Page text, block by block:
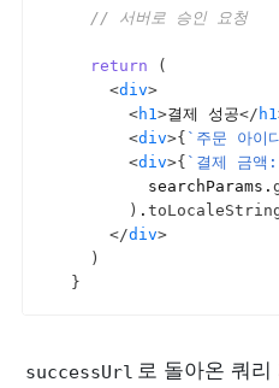
// 서버로 승인 요청
return
(
<div>
<h1>결제 성공</ h1
<div>{ `주문 아이
<div>{ `결제 금액:
searchParams .
) .
</div>
)
}
successUrl 로 돌아온 쿼리